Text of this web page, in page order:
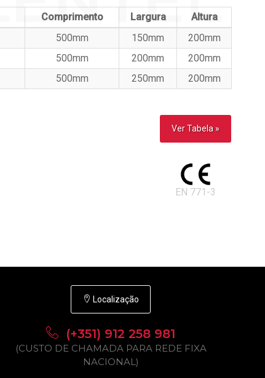
Comprimento Largura
Altura
500mm 150mm
200mm
500mm 200mm
200mm
500mm 250mm 200mm
Ver Tabela »
EN 771-3
Localização
(+351) 912 258 981
(CUSTO DE CHAMADA PARA REDE FIXA
NACIONAL)